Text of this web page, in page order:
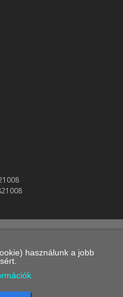
használunk a jobb